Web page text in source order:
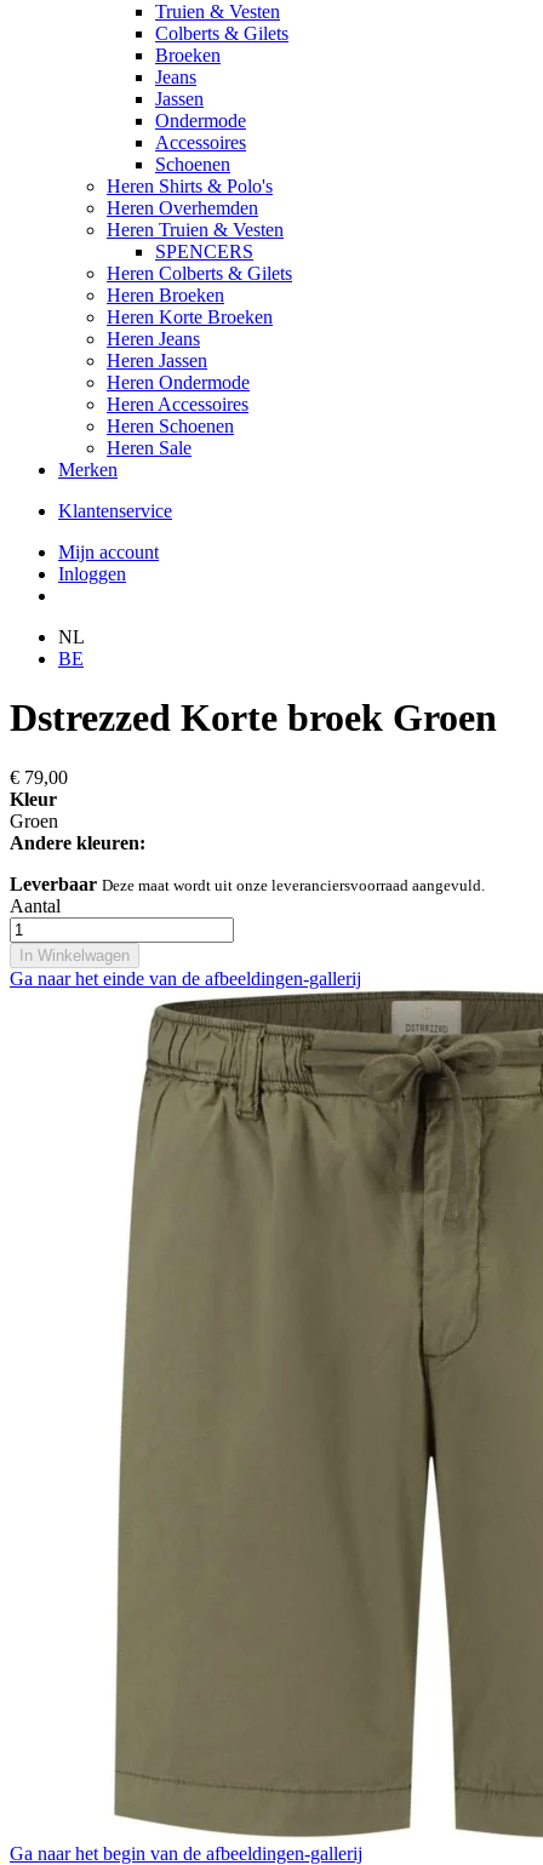
Truien & Vesten
Colberts & Gilets
Broeken
Jeans
Jassen
Ondermode
Accessoires
Schoenen
Heren Shirts & Polo's
Heren Overhemden
Heren Truien & Vesten
SPENCERS
Heren Colberts & Gilets
Heren Broeken
Heren Korte Broeken
Heren Jeans
Heren Jassen
Heren Ondermode
Heren Accessoires
Heren Schoenen
Heren Sale
Merken
Klantenservice
Mijn account
Inloggen
NL
BE
Dstrezzed Korte broek Groen
€ 79,00
Kleur
Groen
Andere kleuren:
Leverbaar Deze maat wordt uit onze leveranciersvoorraad aangevuld.
Aantal
In Winkelwagen
Ga naar het einde van de afbeeldingen-gallerij
Ga naar het begin van de afbeeldingen-gallerij